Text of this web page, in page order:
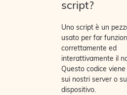
script?
Uno script è un
usato per far
correttamente ed
interattivamente il
Questo codice
sui nostri server o
dispositivo.